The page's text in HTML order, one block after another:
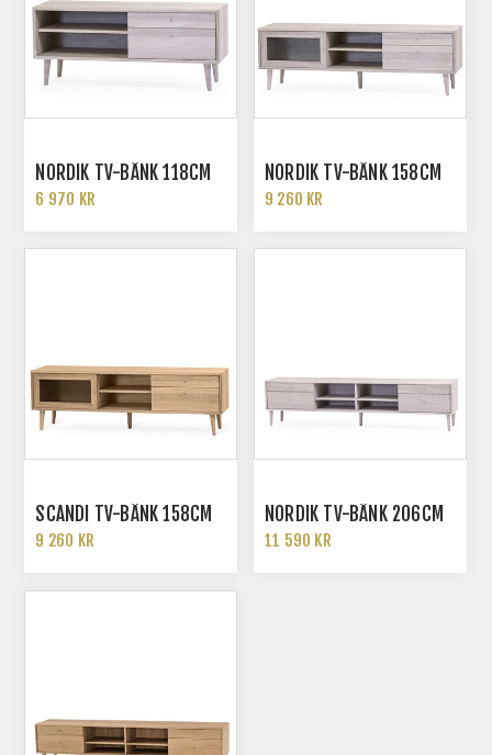
NORDIK TV-BÄNK 118CM
6 970 KR
NORDIK TV-BÄNK 158CM
9 260 KR
SCANDI TV-BÄNK 158CM
9 260 KR
NORDIK TV-BÄNK 206CM
11 590 KR